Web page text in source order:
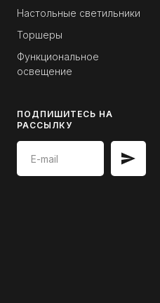
Настольные светильники
Торшеры
Функциональное
освещение
ПОДПИШИТЕСЬ НА
РАССЫЛКУ